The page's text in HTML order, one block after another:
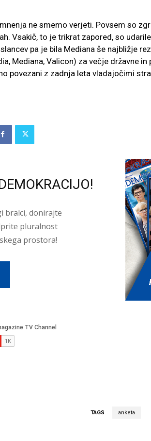
ne smemo verjeti. Povsem so
Vsakič, to je trikrat zapored, so
pa je bila Mediana še najbližje
Mediana, Valicon) za večje državne
povezani z zadnja leta vladajočimi
bralci, donirajte
pluralnost
prostora!
TAGS anketa